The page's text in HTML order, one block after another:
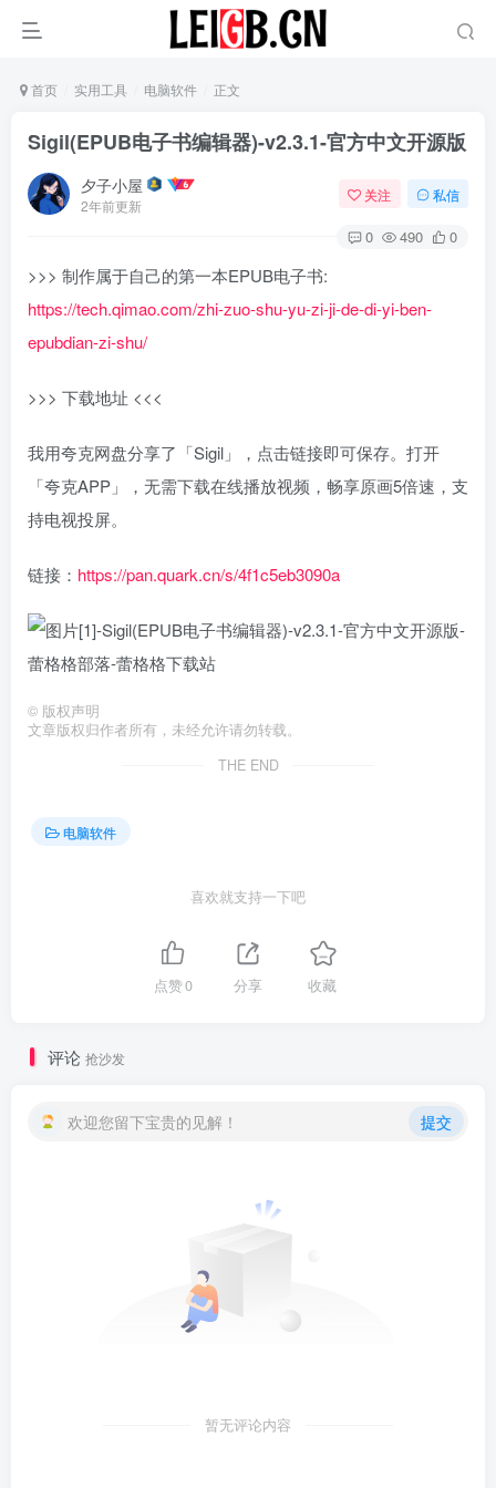
首页 实用工具 电脑软件 正文
Sigil(EPUB电子书编辑器)-v2.3.1-官方中文开源版
夕子小屋
2年前更新
关注 私信
0 490 0
>>> 制作属于自己的第一本EPUB电子书:
https://tech.qimao.com/zhi-zuo-shu-yu-zi-ji-de-di-yi-ben-
epubdian-zi-shu/
>>> 下载地址 <<<
我用夸克网盘分享了「Sigil」，点击链接即可保存。打开
「夸克APP」，无需下载在线播放视频，畅享原画5倍速，支
持电视投屏。
链接： https://pan.quark.cn/s/4f1c5eb3090a
© 版权声明
文章版权归作者所有，未经允许请勿转载。
THE END
电脑软件
喜欢就支持一下吧
点赞0 分享 收藏
评论 抢沙发
欢迎您留下宝贵的见解！ 提交
暂无评论内容